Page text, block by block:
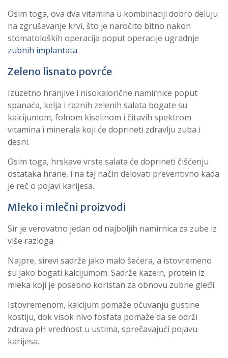
Osim toga, ova dva vitamina u kombinaciji dobro deluju
na zgrušavanje krvi, što je naročito bitno nakon
stomatoloških operacija poput operacije ugradnje
zubnih implantata.
Zeleno lisnato povrće
Izuzetno hranjive i nisokalorične namirnice poput
spanaća, kelja i raznih zelenih salata bogate su
kalcijumom, folnom kiselinom i čitavih spektrom
vitamina i minerala koji će doprineti zdravlju zuba i
desni.
Osim toga, hrskave vrste salata će doprineti čišćenju
ostataka hrane, i na taj način delovati preventivno kada
je reč o pojavi karijesa.
Mleko i mlečni proizvodi
Sir je verovatno jedan od najboljih namirnica za zube iz
više razloga.
Najpre, sirevi sadrže jako malo šećera, a istovremeno
su jako bogati kalcijumom. Sadrže kazein, protein iz
mleka koji je posebno koristan za obnovu zubne gleđi.
Istovremenom, kalcijum pomaže očuvanju gustine
kostiju, dok visok nivo fosfata pomaže da se održi
zdrava pH vrednost u ustima, sprečavajući pojavu
karijesa.